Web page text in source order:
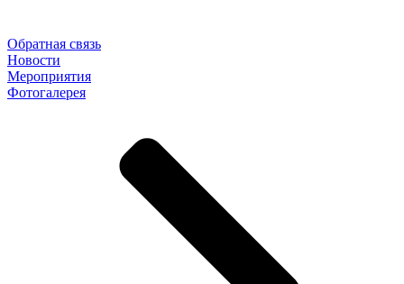
Обратная связь
Новости
Мероприятия
Фотогалерея